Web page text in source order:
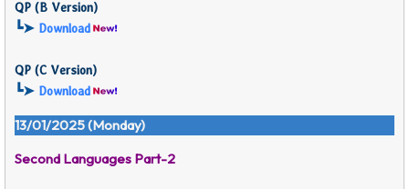
QP (B Version)
┗➤ Download
QP (C Version)
┗➤ Download
13/01/2025 (Monday)
Second Languages Part-2